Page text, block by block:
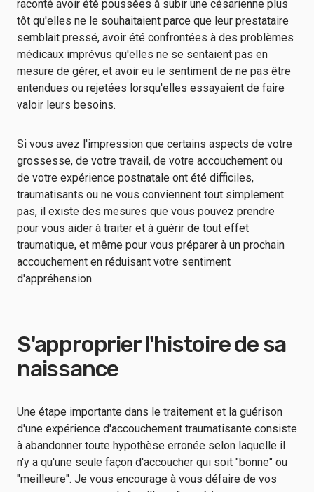
raconté avoir été poussées à subir une césarienne plus
tôt qu'elles ne le souhaitaient parce que leur prestataire
semblait pressé, avoir été confrontées à des problèmes
médicaux imprévus qu'elles ne se sentaient pas en
mesure de gérer, et avoir eu le sentiment de ne pas être
entendues ou rejetées lorsqu'elles essayaient de faire
valoir leurs besoins.
Si vous avez l'impression que certains aspects de votre
grossesse, de votre travail, de votre accouchement ou
de votre expérience postnatale ont été difficiles,
traumatisants ou ne vous conviennent tout simplement
pas, il existe des mesures que vous pouvez prendre
pour vous aider à traiter et à guérir de tout effet
traumatique, et même pour vous préparer à un prochain
accouchement en réduisant votre sentiment
d'appréhension.
S'approprier l'histoire de sa
naissance
Une étape importante dans le traitement et la guérison
d'une expérience d'accouchement traumatisante consiste
à abandonner toute hypothèse erronée selon laquelle il
n'y a qu'une seule façon d'accoucher qui soit "bonne" ou
"meilleure". Je vous encourage à vous défaire de vos